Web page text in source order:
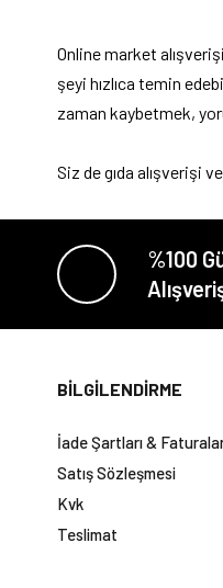
Online market
şeyi hızlıca temin
zaman kaybetmek,
Siz de gıda alışverişi
%100
BİLGİLENDİRME
İade Şartları &
Satış Sözleşmesi
Kvk
Teslimat